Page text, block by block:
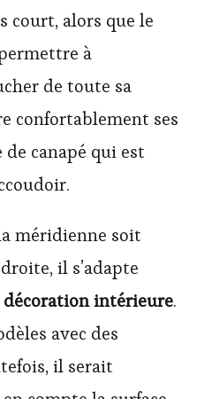
court, alors que le
à
de toute sa
confortablement ses
de canapé qui est
méridienne soit
il s’adapte
décoration intérieure.
avec des
il serait